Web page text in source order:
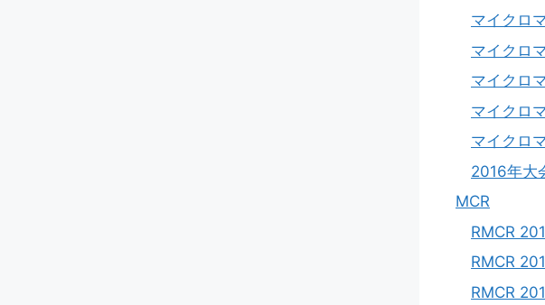
マイクロ
マイクロ
マイクロ
マイクロ
マイクロ
2016年大
MCR
RMCR
RMCR
RMCR